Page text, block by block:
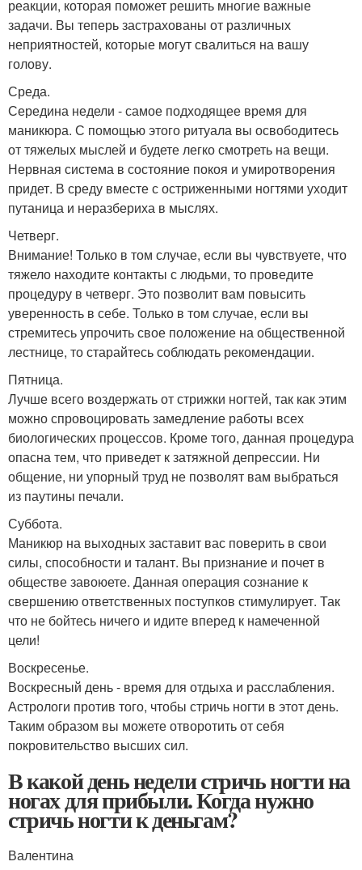
реакции, которая поможет решить многие важные
задачи. Вы теперь застрахованы от различных
неприятностей, которые могут свалиться на вашу
голову.
Среда.
Середина недели - самое подходящее время для
маникюра. С помощью этого ритуала вы освободитесь
от тяжелых мыслей и будете легко смотреть на вещи.
Нервная система в состояние покоя и умиротворения
придет. В среду вместе с остриженными ногтями уходит
путаница и неразбериха в мыслях.
Четверг.
Внимание! Только в том случае, если вы чувствуете, что
тяжело находите контакты с людьми, то проведите
процедуру в четверг. Это позволит вам повысить
уверенность в себе. Только в том случае, если вы
стремитесь упрочить свое положение на общественной
лестнице, то старайтесь соблюдать рекомендации.
Пятница.
Лучше всего воздержать от стрижки ногтей, так как этим
можно спровоцировать замедление работы всех
биологических процессов. Кроме того, данная процедура
опасна тем, что приведет к затяжной депрессии. Ни
общение, ни упорный труд не позволят вам выбраться
из паутины печали.
Суббота.
Маникюр на выходных заставит вас поверить в свои
силы, способности и талант. Вы признание и почет в
обществе завоюете. Данная операция сознание к
свершению ответственных поступков стимулирует. Так
что не бойтесь ничего и идите вперед к намеченной
цели!
Воскресенье.
Воскресный день - время для отдыха и расслабления.
Астрологи против того, чтобы стричь ногти в этот день.
Таким образом вы можете отворотить от себя
покровительство высших сил.
В какой день недели стричь ногти на
ногах для прибыли. Когда нужно
стричь ногти к деньгам?
Валентина